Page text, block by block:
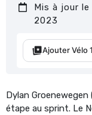
Mis à jour
2023
Ajouter Vélo
Dylan
étape au sprint. Le